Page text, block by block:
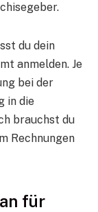
du dein
anmelden. Je
bei der
in die
brauchst du
Rechnungen
für